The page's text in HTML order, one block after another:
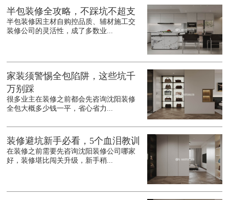
半包装修全攻略，不踩坑不超支
半包装修因主材自购控品质、辅材施工交
装修公司的灵活性，成了多数业...
家装须警惕全包陷阱，这些坑千
万别踩
很多业主在装修之前都会先咨询沈阳装修
全包大概多少钱一平，省心省力...
装修避坑新手必看，5个血泪教训
在装修之前需要先咨询沈阳装修公司哪家
好，装修堪比闯关升级，新手稍...